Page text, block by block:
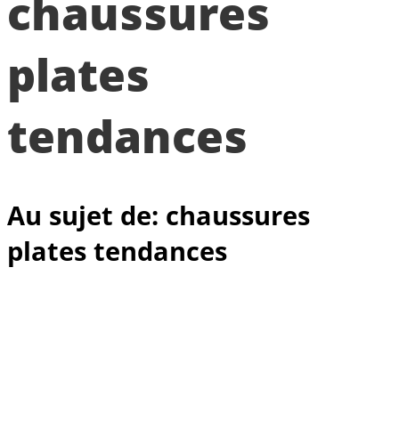
chaussures
plates
tendances
Au sujet de: chaussures
plates tendances